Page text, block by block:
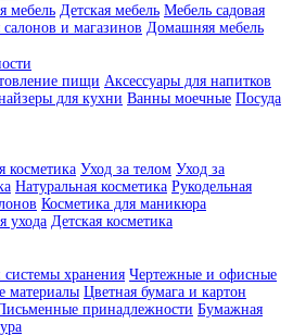
мебель Детская мебель Мебель садовая
и магазинов Домашняя мебель
пищи Аксессуары для напитков
для кухни Ванны моечные Посуда
косметика Уход за телом Уход за
Натуральная косметика Рукодельная
Косметика для маникюра
ухода Детская косметика
хранения Чертежные и офисные
материалы Цветная бумага и картон
принадлежности Бумажная